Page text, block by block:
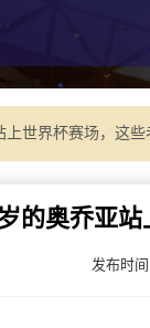
上世界杯赛场，这
的奥乔亚
发布时